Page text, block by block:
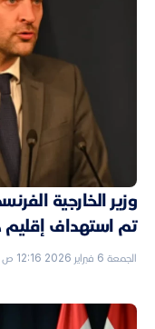
وزير الخارجية
تم استهداف إقليم
الجمعة 6 فبراير 2026 12:16 ص